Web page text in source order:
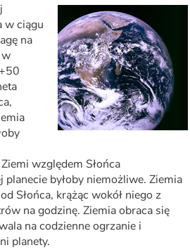
w ciągu
na
względem Słońca
planecie byłoby niemożliwe. Ziemia
Słońca, krążąc wokół niego z
na godzinę. Ziemia obraca się
na codzienne ogrzanie i
planety.